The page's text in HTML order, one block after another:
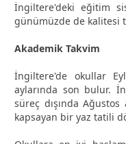
İngiltere'deki eğitim
günümüzde de kalitesi
Akademik Takvim
İngiltere'de okullar
aylarında son bulur.
süreç dışında Ağustos
kapsayan bir yaz tatili